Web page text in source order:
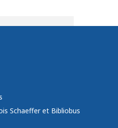
Schaeffer et Bibliobus